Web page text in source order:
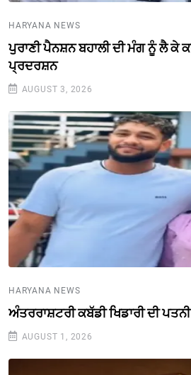
HARYANA NEWS
ਪੁਰਾਣੀ ਪੈਨਸ਼ਨ ਬਹਾਲੀ ਦੀ ਮੰਗ ਨੂੰ ਲੈ ਕੇ
ਪ੍ਰਦਰਸ਼ਨ
AUGUST 3, 2026
HARYANA NEWS
ਅੰਤਰਰਾਸ਼ਟਰੀ ਕਬੱਡੀ ਖਿਡਾਰੀ ਦੀ
AUGUST 1, 2026